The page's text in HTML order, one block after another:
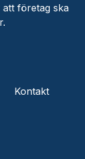
företag ska
Kontakt